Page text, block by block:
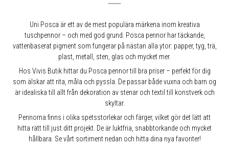
Uni Posca är ett av de mest populära märkena inom kreativa
tuschpennor – och med god grund. Posca pennor har täckande,
vattenbaserat pigment som fungerar på nästan alla ytor: papper, tyg, trä,
plast, metall, sten, glas och mycket mer.
Hos Vivis Butik hittar du Posca pennor till bra priser – perfekt för dig
som älskar att rita, måla och pyssla. De passar både vuxna och barn og
är idealiska till allt från dekoration av stenar och textil till konstverk och
skyltar.
Pennorna finns i olika spetsstorlekar och färger, vilket gör det lätt att
hitta rätt till just ditt projekt. De är luktfria, snabbtorkande och mycket
hållbara. Se vårt sortiment nedan och hitta dina nya favoriter!